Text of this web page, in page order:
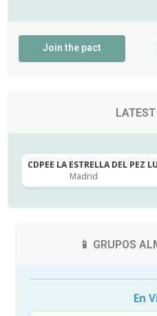
Join the pact
CDPEE LA ESTRELLA DEL PEZ
Madrid
📱 GRUPOS
En